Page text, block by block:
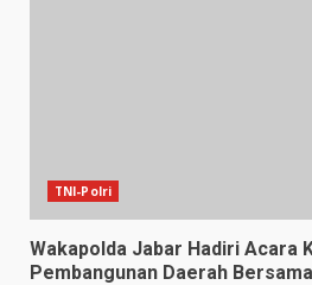
TNI-Polri
Wakapolda Jabar Hadiri Acara
Pembangunan Daerah